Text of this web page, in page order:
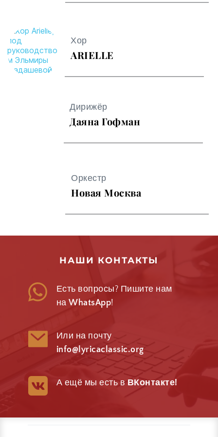
Хор
ARIELLE
Дирижёр
Даяна Гофман
Оркестр
Новая Москва
НАШИ КОНТАКТЫ
Есть вопросы? Пишите нам
на WhatsApp!
info@lyricaclassic.org
А ещё мы есть в ВКонтакте!